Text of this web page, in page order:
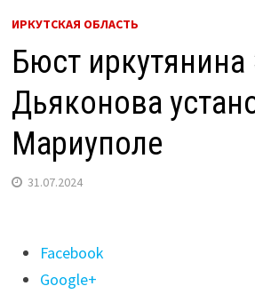
ИРКУТСКАЯ ОБЛАСТЬ
Бюст иркутянина
Дьяконова
Мариуполе
31.07.2024
Поделиться
"Бюст
Facebook
Google+